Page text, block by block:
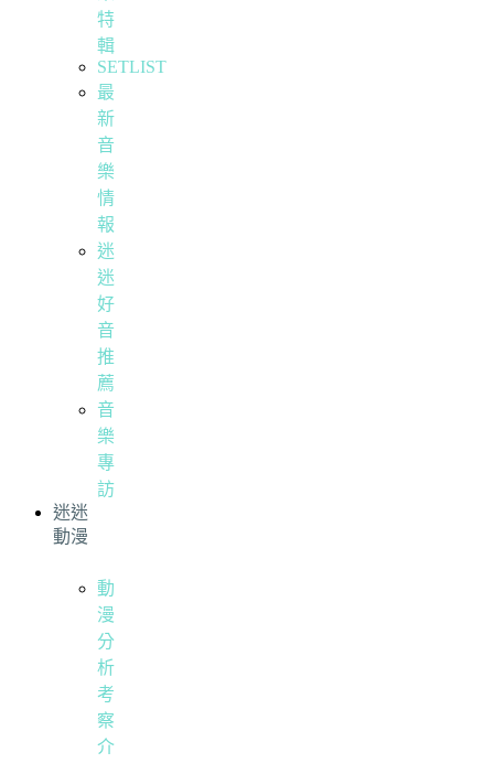
特
輯
SETLIST
最
新
音
樂
情
報
迷
迷
好
音
推
薦
音
樂
專
訪
迷迷
動漫
動
漫
分
析
考
察
介